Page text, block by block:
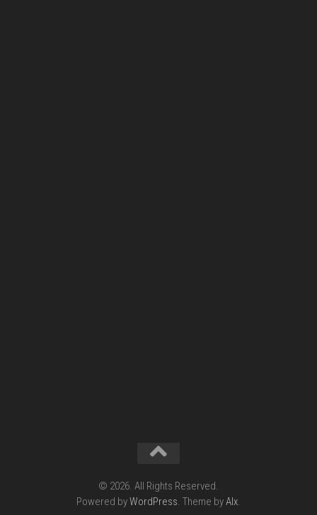
© 2026. All Rights Reserved.
Powered byWordPress. Theme byAlx.